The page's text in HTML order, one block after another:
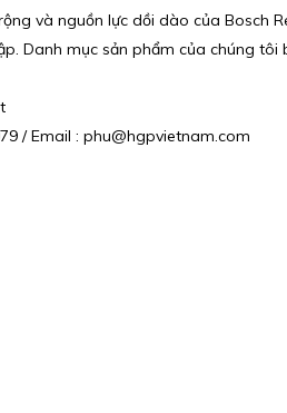
và nguồn lực dồi dào của
Danh mục sản phẩm của chúng
/ Email : phu@hgpvietnam.com